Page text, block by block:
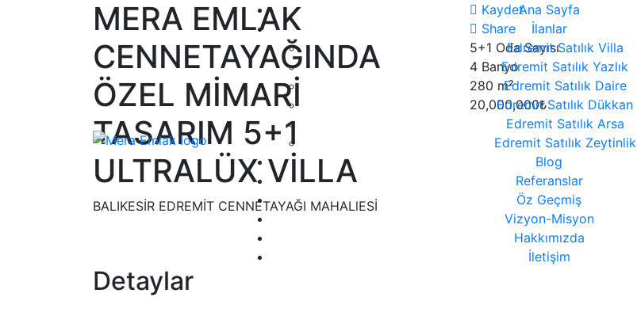
Ana Sayfa
İlanlar
Edremit Satılık Villa
Edremit Satılık Yazlık
Edremit Satılık Daire
Edremit Satılık Dükkan
Edremit Satılık Arsa
Edremit Satılık Zeytinlik
Blog
Referanslar
Öz Geçmiş
Vizyon-Misyon
Hakkımızda
İletişim
MERA EMLAK
CENNETAYAĞINDA
ÖZEL MİMARİ
TASARIM 5+1
ULTRALÜX VİLLA
BALIKESİR EDREMİT CENNETAYAĞI MAHALlESİ
Kaydet
Share
5+1 Oda Sayısı
4 Banyo
280 m²
20,000,000₺
Detaylar